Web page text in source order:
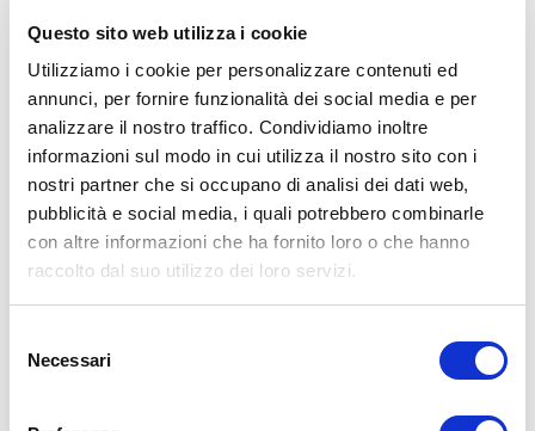
Questo sito web utilizza i cookie
Utilizziamo i cookie per personalizzare contenuti ed
annunci, per fornire funzionalità dei social media e per
analizzare il nostro traffico. Condividiamo inoltre
informazioni sul modo in cui utilizza il nostro sito con i
nostri partner che si occupano di analisi dei dati web,
pubblicità e social media, i quali potrebbero combinarle
con altre informazioni che ha fornito loro o che hanno
raccolto dal suo utilizzo dei loro servizi.
delNecessari
calendula, gelsomino, rosa
NOTE DI FONDO:
Sandalo, cashmeran, resina di mirra, patchouli,
vaniglia, ambra, fava tonka, muschio
Dati tecnici
CODICE ARTICOLO
NOME PRODOTTO
Luxury Overdose PLUIE D'OSMANTHE